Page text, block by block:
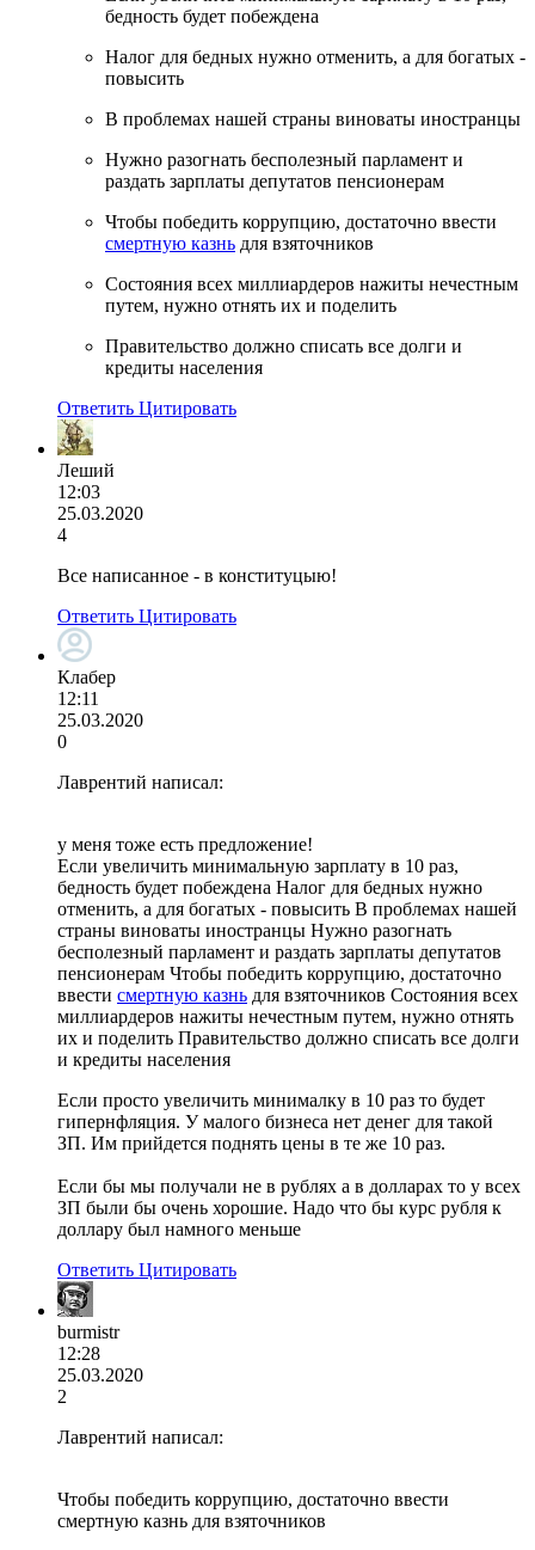
бедность будет побеждена
Налог для бедных нужно отменить, а для богатых -
повысить
В проблемах нашей страны виноваты иностранцы
Нужно разогнать бесполезный парламент и
раздать зарплаты депутатов пенсионерам
Чтобы победить коррупцию, достаточно ввести
смертную казнь для взяточников
Состояния всех миллиардеров нажиты нечестным
путем, нужно отнять их и поделить
Правительство должно списать все долги и
кредиты населения
Ответить Цитировать
Леший
12:03
25.03.2020
4
Все написанное - в конституцыю!
Ответить Цитировать
Клабер
12:11
25.03.2020
0
Лаврентий написал:
у меня тоже есть предложение!
Если увеличить минимальную зарплату в 10 раз,
бедность будет побеждена Налог для бедных нужно
отменить, а для богатых - повысить В проблемах нашей
страны виноваты иностранцы Нужно разогнать
бесполезный парламент и раздать зарплаты депутатов
пенсионерам Чтобы победить коррупцию, достаточно
ввести смертную казнь для взяточников Состояния всех
миллиардеров нажиты нечестным путем, нужно отнять
их и поделить Правительство должно списать все долги
и кредиты населения
Если просто увеличить минималку в 10 раз то будет
гипернфляция. У малого бизнеса нет денег для такой
ЗП. Им прийдется поднять цены в те же 10 раз.
Если бы мы получали не в рублях а в долларах то у всех
ЗП были бы очень хорошие. Надо что бы курс рубля к
доллару был намного меньше
Ответить Цитировать
burmistr
12:28
25.03.2020
2
Лаврентий написал:
Чтобы победить коррупцию, достаточно ввести
смертную казнь для взяточников